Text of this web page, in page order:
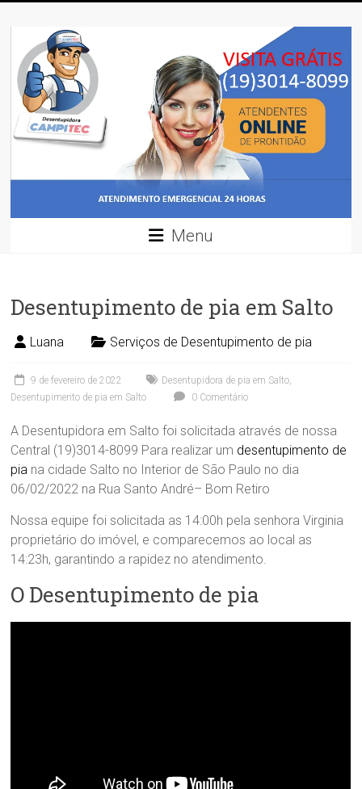
to
content
Desentupidora
Desentupidora
em
Campinas
Preço
Menu
Desentupimento de pia em Salto
Luana Serviços de Desentupimento de pia
9 de fevereiro de 2022 Desentupidora de pia em Salto,
Desentupimento de pia em Salto
0 Comentário
A Desentupidora em Salto foi solicitada através de nossa
Central (19)3014-8099 Para realizar um desentupimento de
pia na cidade Salto no Interior de São Paulo no dia
06/02/2022 na Rua Santo André– Bom Retiro
Nossa equipe foi solicitada as 14:00h pela senhora Virginia
proprietário do imóvel, e comparecemos ao local as
14:23h, garantindo a rapidez no atendimento.
O Desentupimento de pia